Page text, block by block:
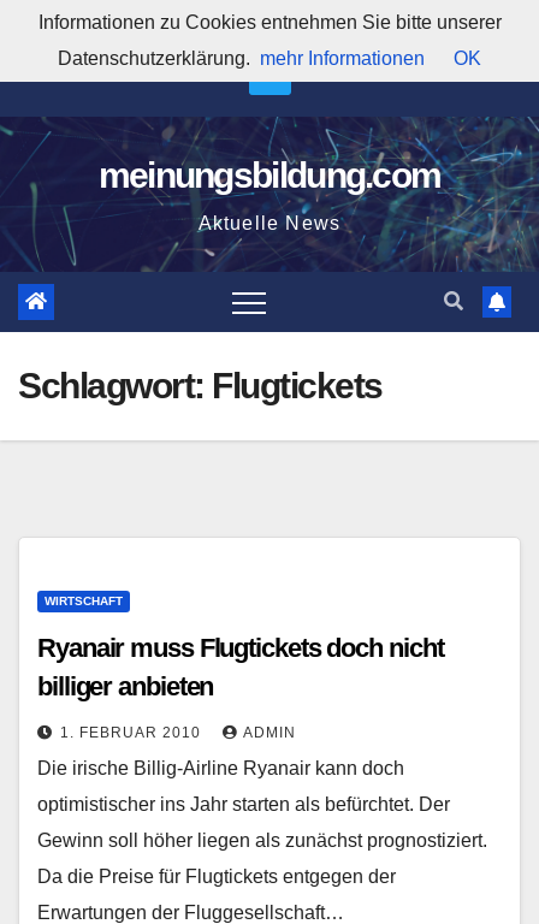
springen
8:06:01 PM
meinungsbildung.com
Aktuelle News
Schlagwort: Flugtickets
WIRTSCHAFT
Ryanair muss Flugtickets doch nicht
billiger anbieten
1. FEBRUAR 2010 ADMIN
Die irische Billig-Airline Ryanair kann doch
optimistischer ins Jahr starten als befürchtet. Der
Gewinn soll höher liegen als zunächst prognostiziert.
Da die Preise für Flugtickets entgegen der
Erwartungen der Fluggesellschaft…
Informationen zu Cookies entnehmen Sie bitte unserer
Datenschutzerklärung. mehr Informationen OK